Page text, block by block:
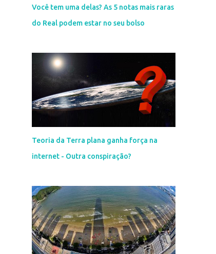
Você tem uma delas? As 5 notas mais raras
do Real podem estar no seu bolso
Teoria da Terra plana ganha força na
internet - Outra conspiração?